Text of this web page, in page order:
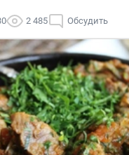
2 485 Обсудить